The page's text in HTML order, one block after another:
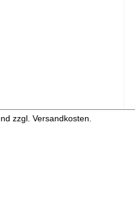
zzgl. Versandkosten.